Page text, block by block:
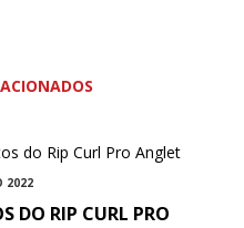
2022
DO RIP CURL PRO